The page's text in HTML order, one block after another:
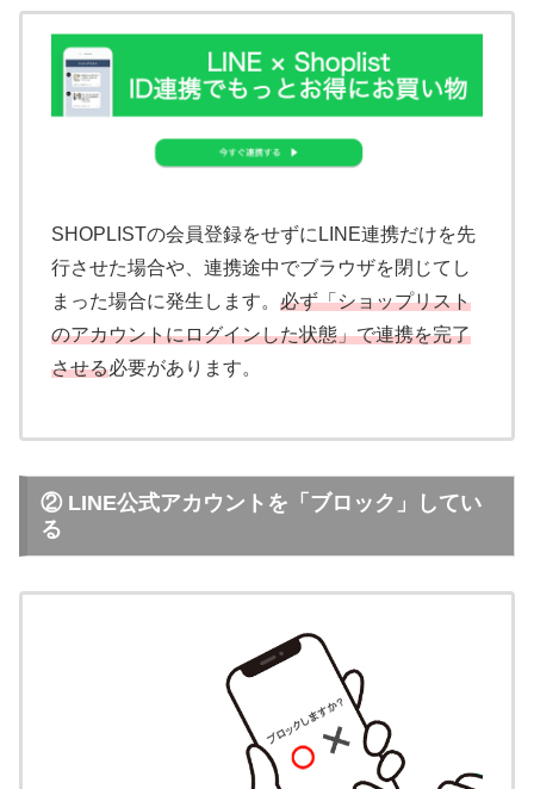
SHOPLISTの会員登録をせずにLINE連携だけを先
行させた場合や、連携途中でブラウザを閉じてし
まった場合に発生します。 必ず「ショップリスト
のアカウントにログインした状態」で連携を完了
させる必要があります。
② LINE公式アカウントを「ブロック」してい
る